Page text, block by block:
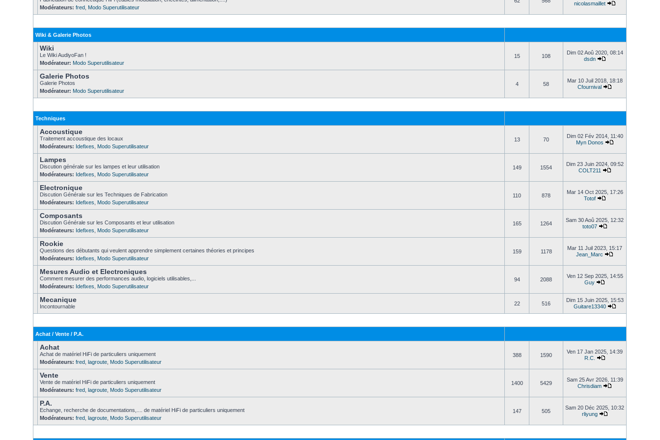
Modérateurs: fred Modo Superutilisateur
nicolasmaillet
Wiki & Galerie Photos
Wiki
Le Wiki AudiyoFan !
Modérateur: Modo Superutilisateur
15 108
Dim 02 Aoû 2020, 08:14
dsdn
Galerie Photos
Galerie Photos
Modérateur: Modo Superutilisateur
4 58
Mar 10 Juil 2018, 18:18
Cfournival
Techniques
Accoustique
Traitement accoustique des locaux
Modérateurs: Idefixes Modo Superutilisateur
13 70
Dim 02 Fév 2014, 11:40
Myn Donos
Lampes
Discution générale sur les lampes et leur utilisation
Modérateurs: Idefixes Modo Superutilisateur
149 1554
Dim 23 Juin 2024, 09:52
COLT211
Electronique
Discution Générale sur les Techniques de Fabrication
Modérateurs: Idefixes Modo Superutilisateur
110 878
Mar 14 Oct 2025, 17:26
Totof
Composants
Discution Générale sur les Composants et leur utilisation
Modérateurs: Idefixes Modo Superutilisateur
165 1264
Sam 30 Aoû 2025, 12:32
toto07
Rookie
Questions des débutants qui veulent apprendre simplement certaines théories et principes
Modérateurs: Idefixes Modo Superutilisateur
159 1178
Mar 11 Juil 2023, 15:17
Jean_Marc
Mesures Audio et Electroniques
Comment mesurer des performances audio, logiciels utilisables,...
Modérateurs: Idefixes Modo Superutilisateur
94 2088
Ven 12 Sep 2025, 14:55
Guy
Mecanique
Incontournable 22 516
Dim 15 Juin 2025, 15:53
Guitare13340
Achat / Vente / P.A.
Achat
Achat de matériel HiFi de particuliers uniquement
Modérateurs: fred ,lagroute Modo Superutilisateur
388 1590
Ven 17 Jan 2025, 14:39
R.C.
Vente
Vente de matériel HiFi de particuliers uniquement
Modérateurs: fred ,lagroute Modo Superutilisateur
1400 5429
Sam 25 Avr 2026, 11:39
Chrisdiam
P.A.
Echange, recherche de documentations,.... de matériel HiFi de particuliers uniquement
Modérateurs: fred ,lagroute Modo Superutilisateur
147 505
Sam 20 Déc 2025, 10:32
rliyung